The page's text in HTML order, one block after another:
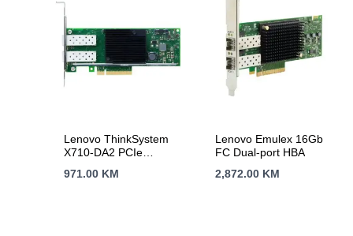
DP, 1x DP Out, RJ45,
5x USB 3.2, VESA,
3Yr
Lenovo ThinkSystem
X710-DA2 PCIe
Ethernet Adapter
971.00 KM
Lenovo Emulex 16Gb
FC Dual-port HBA
2,872.00 KM